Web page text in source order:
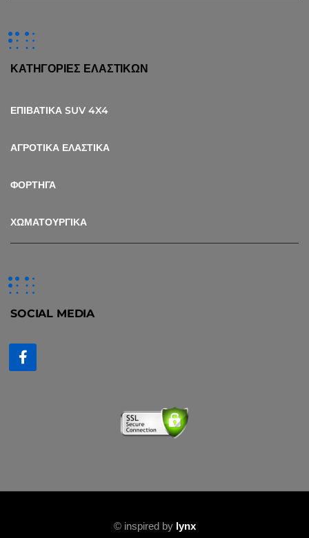
ΚΑΤΗΓΟΡΙΕΣ ΕΛΑΣΤΙΚΩΝ
ΕΠΙΒΑΤΙΚΑ SUV 4X4
ΑΓΡΟΤΙΚΑ ΕΛΑΣΤΙΚΑ
ΦΟΡΤΗΓΑ
ΧΩΜΑΤΟΥΡΓΙΚΑ
SOCIAL MEDIA
© inspired by lynx